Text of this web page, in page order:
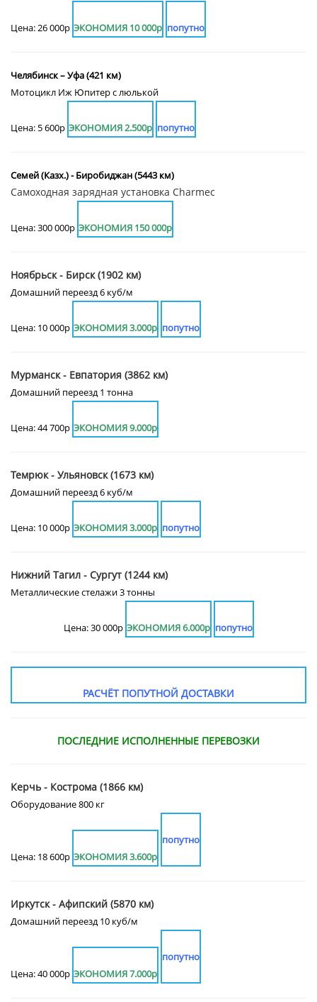
Цена: 26 000р ЭКОНОМИЯ 10 000р попутно
Челябинск – Уфа (421 км)
Мотоцикл Иж Юпитер с люлькой
Цена: 5 600р ЭКОНОМИЯ 2.500р попутно
Семей (Казх.) - Биробиджан (5443 км)
Самоходная зарядная установка Charmec
Цена: 300 000р ЭКОНОМИЯ 150 000р
Ноябрьск - Бирск (1902 км)
Домашний переезд 6 куб/м
Цена: 10 000р ЭКОНОМИЯ 3.000р попутно
Мурманск - Евпатория (3862 км)
Домашний переезд 1 тонна
Цена: 44 700р ЭКОНОМИЯ 9.000р
Темрюк - Ульяновск (1673 км)
Домашний переезд 6 куб/м
Цена: 10 000р ЭКОНОМИЯ 3.000р попутно
Нижний Тагил - Сургут (1244 км)
Металлические стелажи 3 тонны
Цена: 30 000р ЭКОНОМИЯ 6.000р попутно
РАСЧЁТ ПОПУТНОЙ ДОСТАВКИ
ПОСЛЕДНИЕ ИСПОЛНЕННЫЕ ПЕРЕВОЗКИ
Керчь - Кострома (1866 км)
Оборудование 800 кг
Цена: 18 600р ЭКОНОМИЯ 3.600р
попутно
Иркутск - Афипский (5870 км)
Домашний переезд 10 куб/м
Цена: 40 000р ЭКОНОМИЯ 7.000р
попутно